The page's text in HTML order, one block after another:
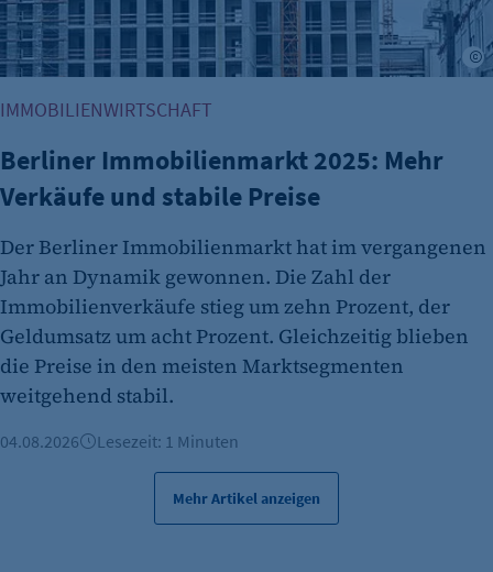
480 Tage
etracker Analytics
isSdEnabled
Anbieter:
etracker GmbH
Erkennung, ob bei dem Besucher die
Scrolltiefe gemessen wird.
Cookie Laufzeit:
24 Std.
IMMOBILIENWIRTSCHAFT
Berliner Immobilienmarkt 2025: Mehr
Verkäufe und stabile Preise
Der Berliner Immobilienmarkt hat im vergangenen
Jahr an Dynamik gewonnen. Die Zahl der
Immobilienverkäufe stieg um zehn Prozent, der
Geldumsatz um acht Prozent. Gleichzeitig blieben
die Preise in den meisten Marktsegmenten
weitgehend stabil.
04.08.2026 Lesezeit: 1 Minuten
Mehr Artikel anzeigen